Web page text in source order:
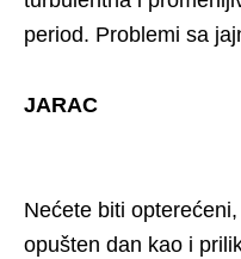
period. Problemi sa
JARAC
Nećete biti
opušten dan kao i